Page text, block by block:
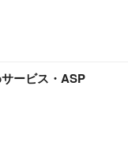
ービス・ASP